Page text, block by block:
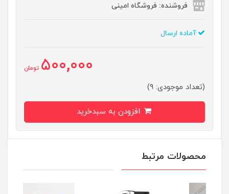
فروشنده: فروشگاه امینی
آماده ارسال
500,000 تومان
(تعداد موجودی: 9)
محصولات مرتبط